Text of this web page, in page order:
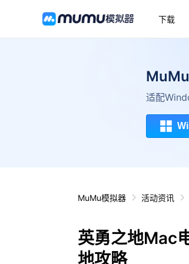
下载
MuMu
适配
MuMu模拟器 活动资讯
英勇之地Mac
地攻略